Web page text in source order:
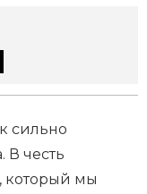
сильно
честь
который мы